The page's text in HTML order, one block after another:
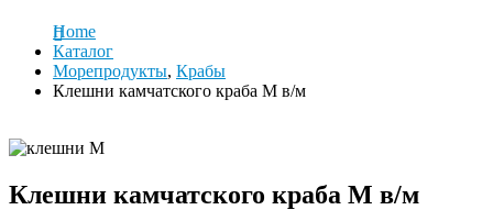
Home
Каталог
Морепродукты, Крабы
Клешни камчатского краба M в/м
Клешни камчатского краба M в/м